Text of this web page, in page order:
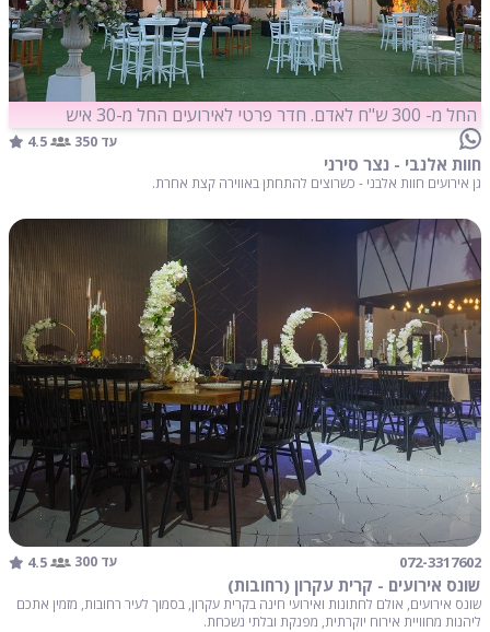
החל מ- 300 ש"ח לאדם. חדר פרטי לאירועים החל מ-30 איש
עד 350 4.5
חוות אלנבי - נצר סירני
גן אירועים חוות אלבני - כשרוצים להתחתן באווירה קצת אחרת.
072-3317602 עד 300 4.5
שונס אירועים - קרית עקרון (רחובות)
שונס אירועים, אולם לחתונות ואירועי חינה בקרית עקרון, בסמוך לעיר רחובות, מזמין אתכם
ליהנות מחוויית אירוח יוקרתית, מפנקת ובלתי נשכחת.